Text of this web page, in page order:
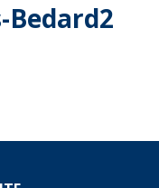
Bedard2